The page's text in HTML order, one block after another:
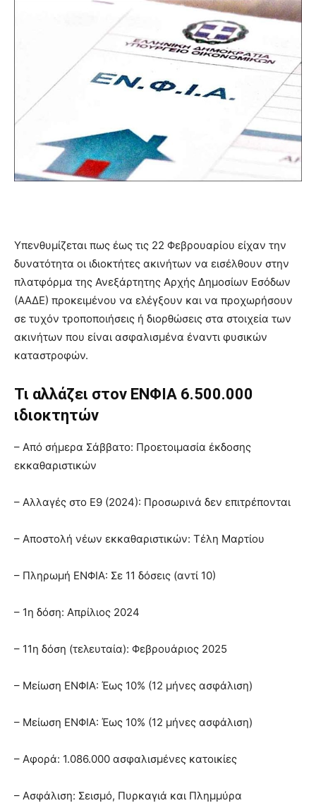
Υπενθυμίζεται πως έως τις 22 Φεβρουαρίου είχαν την
δυνατότητα οι ιδιοκτήτες ακινήτων να εισέλθουν στην
πλατφόρμα της Ανεξάρτητης Αρχής Δημοσίων Εσόδων
(ΑΑΔΕ) προκειμένου να ελέγξουν και να προχωρήσουν
σε τυχόν τροποποιήσεις ή διορθώσεις στα στοιχεία των
ακινήτων που είναι ασφαλισμένα έναντι φυσικών
καταστροφών.
Τι αλλάζει στον ΕΝΦΙΑ 6.500.000
ιδιοκτητών
– Από σήμερα Σάββατο: Προετοιμασία έκδοσης
εκκαθαριστικών
– Αλλαγές στο Ε9 (2024): Προσωρινά δεν επιτρέπονται
– Αποστολή νέων εκκαθαριστικών: Τέλη Μαρτίου
– Πληρωμή ΕΝΦΙΑ: Σε 11 δόσεις (αντί 10)
– 1η δόση: Απρίλιος 2024
– 11η δόση (τελευταία): Φεβρουάριος 2025
– Μείωση ΕΝΦΙΑ: Έως 10% (12 μήνες ασφάλιση)
– Μείωση ΕΝΦΙΑ: Έως 10% (12 μήνες ασφάλιση)
– Αφορά: 1.086.000 ασφαλισμένες κατοικίες
– Ασφάλιση: Σεισμό, Πυρκαγιά και Πλημμύρα